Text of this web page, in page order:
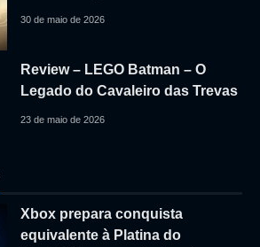
30 de maio de 2026
Review – LEGO Batman – O
Legado do Cavaleiro das Trevas
23 de maio de 2026
Xbox prepara conquista
equivalente à Platina do